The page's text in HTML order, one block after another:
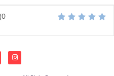
(0